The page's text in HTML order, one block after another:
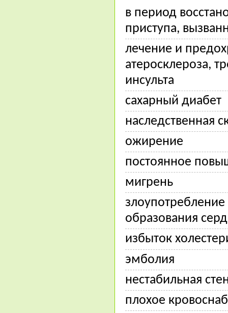
в период
приступа,
лечение и
атеросклероза,
инсульта
сахарный диабет
наследственная
ожирение
постоянное
мигрень
образования
избыток
эмболия
нестабильная
плохое